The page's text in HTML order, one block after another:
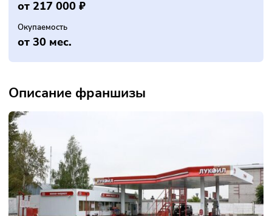
Возможная чистая прибыль
250 000 – 500 000 ₽
Роялти
от 217 000 ₽
Окупаемость
от 30 мес.
Описание франшизы